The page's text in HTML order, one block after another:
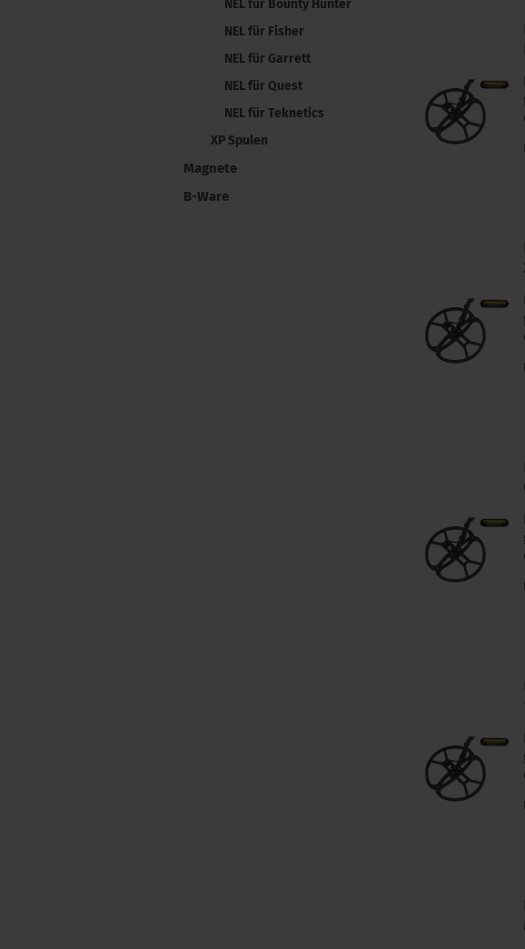
NEL für Bounty Hunter
NEL für Fisher
NEL für Garrett
NEL für Quest
NEL für Teknetics
XP Spulen
Magnete
B-Ware